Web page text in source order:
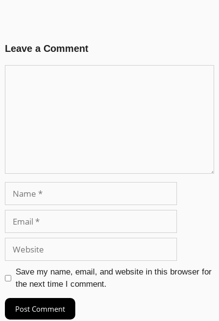
Leave a Comment
Save my name, email, and website in this browser for
the next time I comment.